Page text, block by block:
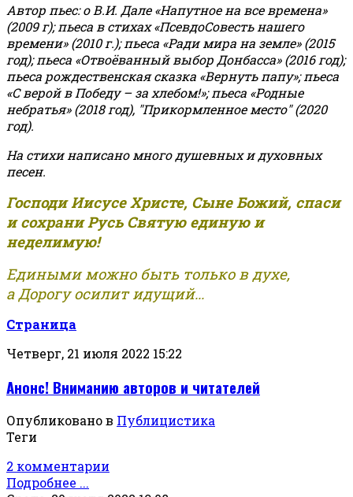
Автор пьес: о В.И. Дале «Напутное на все времена»
(2009 г); пьеса в стихах «ПсевдоСовесть нашего
времени» (2010 г.); пьеса «Ради мира на земле» (2015
год); пьеса «Отвоёванный выбор Донбасса» (2016 год);
пьеса рождественская сказка «Вернуть папу»; пьеса
«С верой в Победу – за хлебом!»;пьеса «Родные
небратья» (2018 год), "Прикормленное место" (2020
год).
На стихи написано много душевных и духовных
песен.
Господи Иисусе Христе, Сыне Божий, спаси
и сохрани Русь Святую единую и
неделимую!
Едиными можно быть только в духе,
а Дорогу осилит идущий...
Страница
Четверг, 21 июля 2022 15:22
Анонс! Вниманию авторов и читателей
Опубликовано в Публицистика
Теги
2 комментарии
Подробнее ...